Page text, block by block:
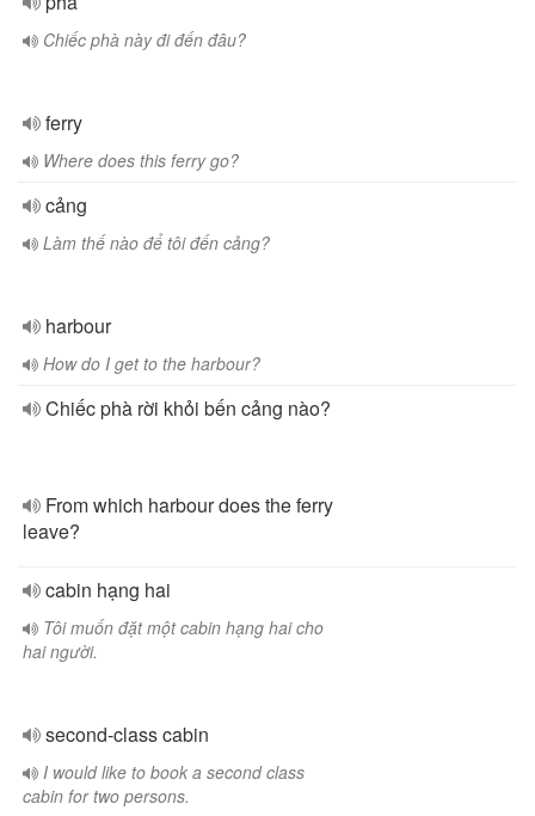
Chiếc phà này đi đến đâu?
ferry
Where does this ferry go?
cảng
Làm thế nào để tôi đến cảng?
harbour
How do I get to the harbour?
Chiếc phà rời khỏi bến cảng nào?
From which harbour does the ferry
leave?
cabin hạng hai
Tôi muốn đặt một cabin hạng hai cho
hai người.
second-class cabin
I would like to book a second class
cabin for two persons.